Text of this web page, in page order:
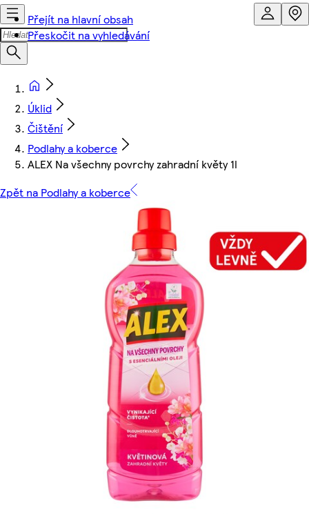
Přejít na hlavní obsah
Přeskočit na vyhledávání
Úklid
Čištění
Podlahy a koberce
ALEX Na všechny povrchy zahradní květy 1l
Zpět na Podlahy a koberce